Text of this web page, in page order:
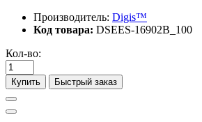
Производитель: Digis™
Код товара: DSEES-16902B_100
Кол-во:
Купить Быстрый заказ